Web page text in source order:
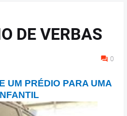
DE VERBAS
0
UM PRÉDIO PARA UMA